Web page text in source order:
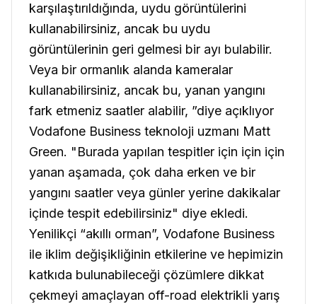
karşılaştırıldığında, uydu görüntülerini
kullanabilirsiniz, ancak bu uydu
görüntülerinin geri gelmesi bir ayı bulabilir.
Veya bir ormanlık alanda kameralar
kullanabilirsiniz, ancak bu, yanan yangını
fark etmeniz saatler alabilir, ”diye açıklıyor
Vodafone Business teknoloji uzmanı Matt
Green. "Burada yapılan tespitler için için için
yanan aşamada, çok daha erken ve bir
yangını saatler veya günler yerine dakikalar
içinde tespit edebilirsiniz" diye ekledi.
Yenilikçi “akıllı orman”, Vodafone Business
ile iklim değişikliğinin etkilerine ve hepimizin
katkıda bulunabileceği çözümlere dikkat
çekmeyi amaçlayan off-road elektrikli yarış